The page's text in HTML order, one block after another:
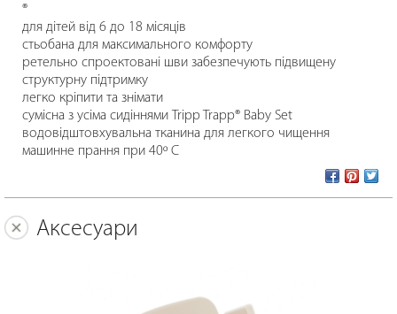
®
для дітей від 6 до 18 місяців
стьобана для максимального комфорту
ретельно спроектовані шви забезпечують підвищену
структурну підтримку
легко кріпити та знімати
сумісна з усіма сидіннями Tripp Trapp® Baby Set
водовідштовхувальна тканина для легкого чищення
машинне прання при 40º C
Аксесуари